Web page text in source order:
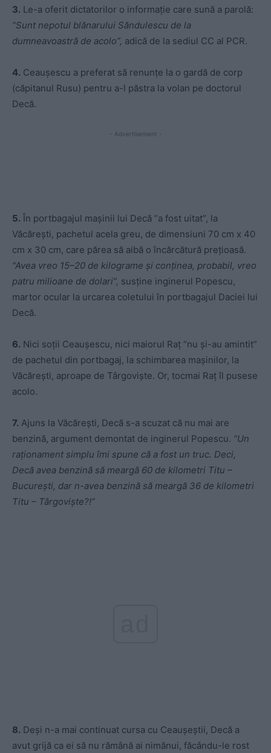
3. Le-a oferit dictatorilor o informaţie care sună a parolă:
“Sunt nepotul blănarului Săndulescu de la
dumneavoastră de acolo”, adică de la sediul CC al PCR.
4. Ceauşescu a preferat să renunţe la o gardă de corp
(căpitanul Rusu) pentru a-l păstra la volan pe doctorul
Decă.
- Advertisement -
5. În portbagajul maşinii lui Decă “a fost uitat”, la
Văcăreşti, pachetul acela greu, de dimensiuni 70 cm x 40
cm x 30 cm, care părea să aibă o încărcătură preţioasă.
“Avea vreo 15–20 de kilograme şi conţinea, probabil, vreo
patru milioane de dolari”, susţine inginerul Popescu,
martor ocular la urcarea coletului în portbagajul Daciei lui
Decă.
6. Nici soţii Ceauşescu, nici maiorul Raţ “nu şi-au amintit”
de pachetul din portbagaj, la schimbarea maşinilor, la
Văcărești, aproape de Târgoviște. Or, tocmai Raţ îl pusese
acolo.
7. Ajuns la Văcăreşti, Decă s-a scuzat că nu mai are
benzină, argument demontat de inginerul Popescu. “Un
raţionament simplu îmi spune că a fost un truc. Deci,
Decă avea benzină să meargă 60 de kilometri Titu –
Bucureşti, dar n-avea benzină să meargă 36 de kilometri
Titu – Târgovişte?!”
8. Deşi n-a mai continuat cursa cu Ceauşeştii, Decă a
avut grijă ca ei să nu rămână ai nimănui, făcându-le rost